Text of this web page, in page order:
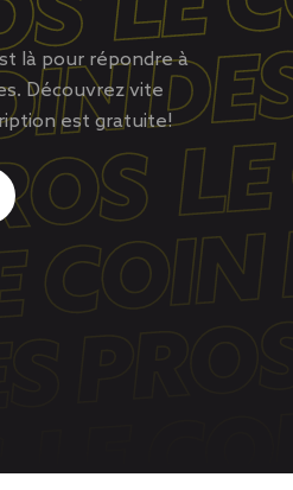
là pour répondre à
Découvrez vite
est gratuite!